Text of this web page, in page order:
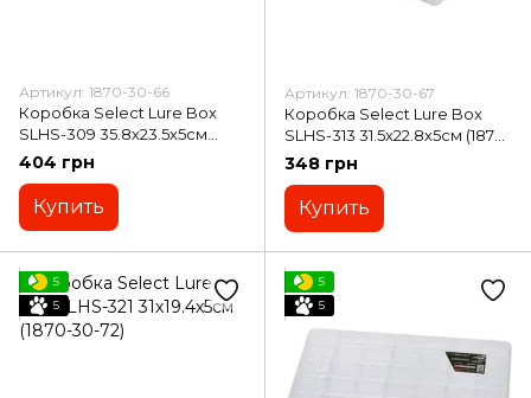
Артикул: 1870-30-66
Коробка Select Lure Box
SLHS-309 35.8х23.5х5см
(1870-30-66)
404 грн
Купить
Артикул: 1870-30-67
Коробка Select Lure Box
SLHS-313 31.5х22.8х5см (1870-
30-67)
348 грн
Купить
5
5
5
5